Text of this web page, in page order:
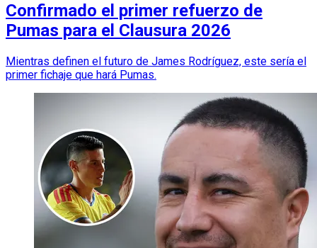
Confirmado el primer refuerzo de
Pumas para el Clausura 2026
Mientras definen el futuro de James Rodríguez, este sería el
primer fichaje que hará Pumas.